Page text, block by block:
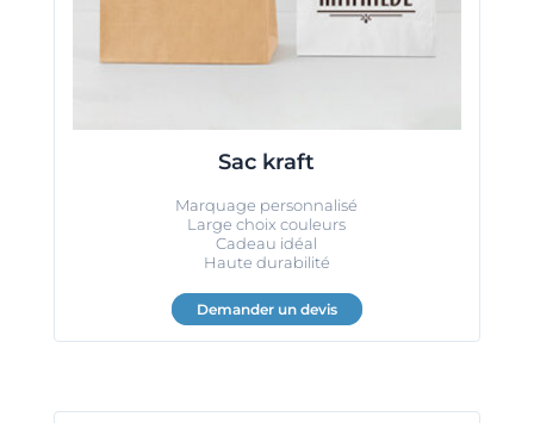
Sac kraft
Marquage personnalisé
Large choix couleurs
Cadeau idéal
Haute durabilité
Demander un devis